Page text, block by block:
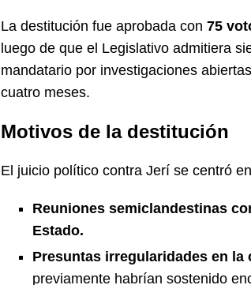
La destitución fue aprobada con 75
luego de que el Legislativo admitiera
mandatario por investigaciones
cuatro meses.
Motivos de la destitución
El juicio político contra Jerí se centró
Reuniones semiclandestinas
Estado.
Presuntas irregularidades en
previamente habrían sostenido